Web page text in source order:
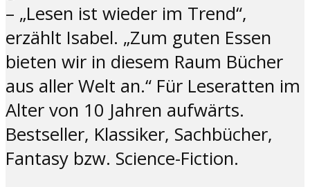
– „Lesen ist wieder im Trend“,
erzählt Isabel. „Zum guten Essen
bieten wir in diesem Raum Bücher
aus aller Welt an.“ Für Leseratten im
Alter von 10 Jahren aufwärts.
Bestseller, Klassiker, Sachbücher,
Fantasy bzw. Science-Fiction.